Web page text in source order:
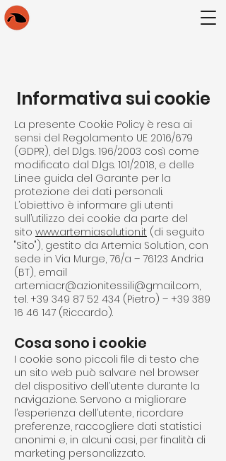
Informativa sui cookie
La presente Cookie Policy è resa ai
sensi del Regolamento UE 2016/679
(GDPR), del D.lgs. 196/2003 così come
modificato dal D.lgs. 101/2018, e delle
Linee guida del Garante per la
protezione dei dati personali.
L’obiettivo è informare gli utenti
sull’utilizzo dei cookie da parte del
sito www.artemiasolution.it (di seguito
"Sito"), gestito da Artemia Solution, con
sede in Via Murge, 76/a – 76123 Andria
(BT), email
artemiacr@azionitessili@gmail.com,
tel. +39 349 87 52 434 (Pietro) – +39 389
16 46 147 (Riccardo).
Cosa sono i cookie
I cookie sono piccoli file di testo che
un sito web può salvare nel browser
del dispositivo dell’utente durante la
navigazione. Servono a migliorare
l’esperienza dell’utente, ricordare
preferenze, raccogliere dati statistici
anonimi e, in alcuni casi, per finalità di
marketing personalizzato.